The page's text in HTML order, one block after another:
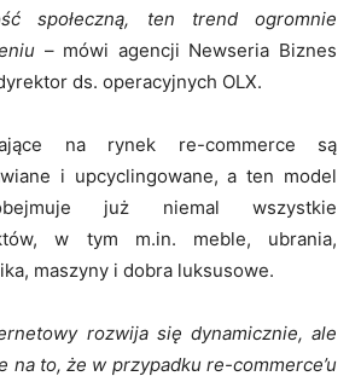
społeczną, ten trend ogromnie
– mówi agencji Newseria Biznes
ds. operacyjnych OLX.
na rynek re-commerce są
i upcyclingowane, a ten model
już niemal wszystkie
w tym m.in. meble, ubrania,
maszyny i dobra luksusowe.
rozwija się dynamicznie, ale
na to, że w przypadku re-commerce’u